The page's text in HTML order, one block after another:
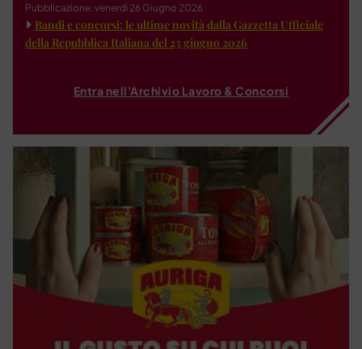
Pubblicazione: venerdì 26 Giugno 2026
Bandi e concorsi: le ultime novità dalla Gazzetta Ufficiale
della Repubblica Italiana del 23 giugno 2026
Entra nell'Archivio Lavoro & Concorsi